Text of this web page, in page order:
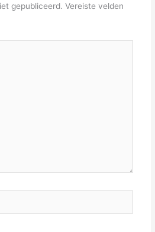
gepubliceerd. Vereiste velden